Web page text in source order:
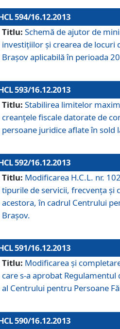
594/16.12.2013
Titlu: Schemă de ajutor de
investiţiilor şi crearea de locuri
Braşov aplicabilă în perioada
593/16.12.2013
Titlu: Stabilirea limitelor
creanţele fiscale datorate de
persoane juridice aflate în sold
592/16.12.2013
Titlu: Modificarea H.C.L. nr.
tipurile de servicii, frecvenţa şi
acestora, în cadrul Centrului
Braşov.
591/16.12.2013
Titlu: Modificarea şi
care s-a aprobat
al Centrului pentru Persoane
590/16.12.2013